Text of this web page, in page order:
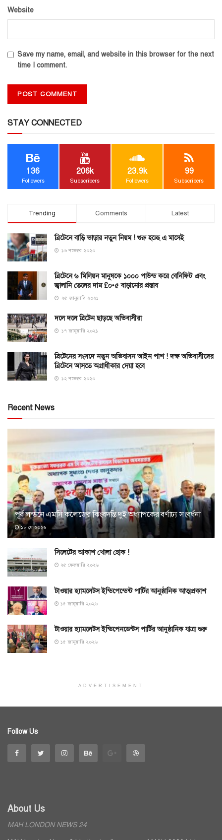
Website
Save my name, email, and website in this browser for the next
time I comment.
STAY CONNECTED
136
Followers
206k
Subscribers
23.9k
Followers
99
Subscribers
Trending Comments Latest
ব্রিটেনে বাড়ি ভাড়ার নতুন নিয়ম ! শুরু হচ্ছে এ মাসেই
১৬ নভেম্বর ২০২০
ব্রিটেনে ৬ মিলিয়ন মানুষকে ১০০০ পাউন্ড করে বেনিফিট এবং
জ্বালানি তেলের দাম £০•৫ বাড়ানোর প্রস্তাব
২৫ জানুয়ারি ২০২১
দলে দলে ব্রিটেন ছাড়ছে অভিবাসীরা
১৭ জানুয়ারি ২০২১
ব্রিটেনের সংসদে নতুন অভিবাসন আইন পাশ ! দক্ষ অভিবাসীদের
ব্রিটেনে আসতে অগ্রাধীকার দেয়া হবে
১২ নভেম্বর ২০২০
Recent News
পূর্ব লন্ডনে এমসি কলেজের কিংবদন্তি দুই অধ্যাপকের বর্ণাঢ্য সংবর্ধনা
১৮ মে ২০২৬
সিলেটের আকাশ খোলা হোক !
২৫ ফেব্রুয়ারি ২০২৬
টাওয়ার হ্যামলেটস ইন্ডিপেন্ডেন্ট পার্টির আনুষ্ঠানিক আত্মপ্রকাশ
১৫ জানুয়ারি ২০২৬
টাওয়ার হ্যামলেটস ইন্ডিপেনডেন্টস পার্টির আনুষ্ঠানিক যাত্রা শুরু
১৫ জানুয়ারি ২০২৬
ADVERTISEMENT
Follow Us
About Us
MAH LONDON NEWS 24